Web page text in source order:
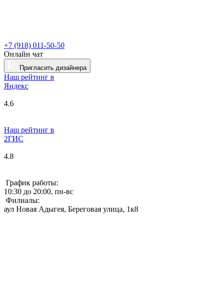
+7 (918) 011-50-50
Онлайн чат
Пригласить дизайнера
Наш рейтинг в
Яндекс
4.6
Наш рейтинг в
2ГИС
4.8
График работы:
10:30 до 20:00, пн-вс
Филиалы:
аул Новая Адыгея, Береговая улица, 1к8